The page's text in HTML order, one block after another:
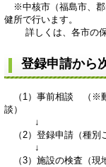
※中核市（福島市、郡
健所で行います。
詳しくは、各市の保
登録申請から
（1）事前相談 （※動
談）
↓
（2）登録申請（種別
↓
（3）施設の検査（現